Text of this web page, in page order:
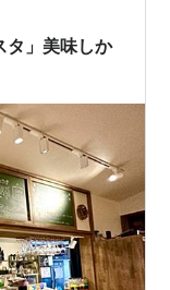
タ」美味しか